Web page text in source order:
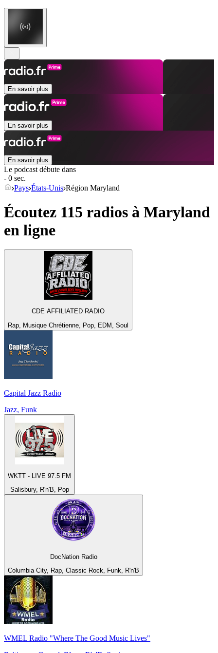
En savoir plus
En savoir plus
En savoir plus
Le podcast débute dans
- 0 sec.
Pays États-Unis Région Maryland
Écoutez 115 radios à Maryland
en ligne
CDE AFFILIATED RADIO
Rap, Musique Chrétienne, Pop, EDM, Soul
Capital Jazz Radio
Jazz, Funk
WKTT - LIVE 97.5 FM
Salisbury, R'n'B, Pop
DocNation Radio
Columbia City, Rap, Classic Rock, Funk, R'n'B
WMEL Radio "Where The Good Music Lives"